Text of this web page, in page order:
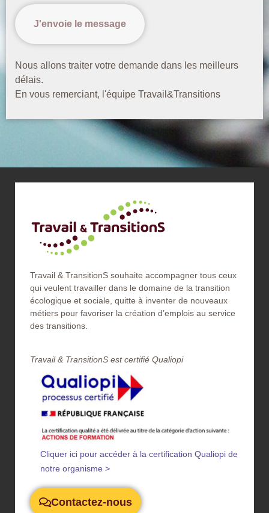
Nous allons traiter votre demande dans les meilleurs
délais.
En vous remerciant, l'équipe Travail&Transitions
Travail & TransitionS souhaite accompagner tous ceux
qui veulent travailler dans le domaine de la transition
écologique et sociale, quitte à inventer de nouveaux
métiers pour favoriser la création d’emplois au service
des transitions.
Travail & TransitionS est certifié Qualiopi​
Cliquer ici pour accéder à la certification Qualiopi de
notre organisme >
Contactez-nous